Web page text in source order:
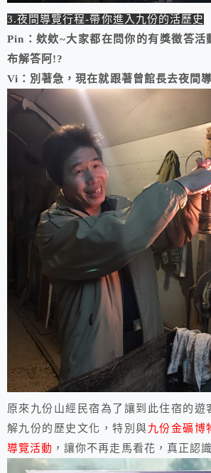
3.夜間導覽行程-帶你進入九份的活歷史
Pin：欸欸~大家都在問你的有獎徵答活
布解答阿!?
Vi：別著急，現在就跟著曾館長去夜間
原來九份山經民宿為了讓到此住宿的遊
解九份的歷史文化，特別與九份金礦博
導覽活動 ，讓你不再走馬看花，真正認